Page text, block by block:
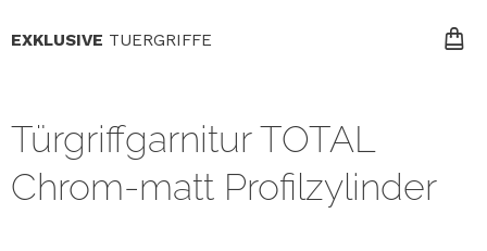
EXKLUSIVE TUERGRIFFE
Türgriffgarnitur TOTAL
Chrom-matt Profilzylinder